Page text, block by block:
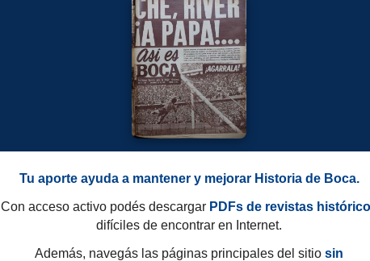
Tu aporte ayuda a mantener y mejorar Historia de Boca.
Con acceso activo podés descargar PDFs de revistas
difíciles de encontrar en Internet.
Además, navegás las páginas principales del sitio sin